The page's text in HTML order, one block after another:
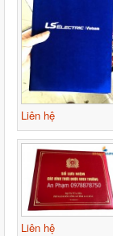
Liên hệ
Liên hệ